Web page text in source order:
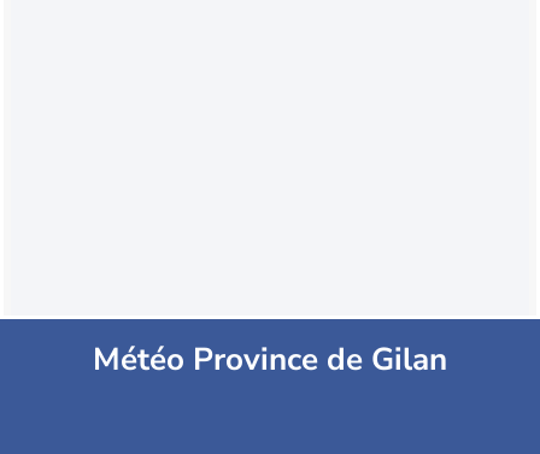
Météo Province de Gilan